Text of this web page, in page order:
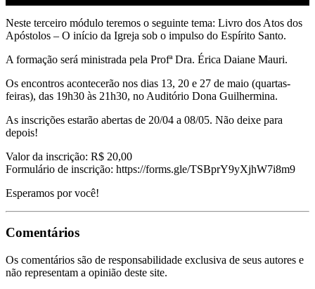
Neste terceiro módulo teremos o seguinte tema: Livro dos Atos dos
Apóstolos – O início da Igreja sob o impulso do Espírito Santo.
A formação será ministrada pela Profª Dra. Érica Daiane Mauri.
Os encontros acontecerão nos dias 13, 20 e 27 de maio (quartas-
feiras), das 19h30 às 21h30, no Auditório Dona Guilhermina.
As inscrições estarão abertas de 20/04 a 08/05. Não deixe para
depois!
Valor da inscrição: R$ 20,00
Formulário de inscrição: https://forms.gle/TSBprY9yXjhW7i8m9
Esperamos por você!
Comentários
Os comentários são de responsabilidade exclusiva de seus autores e
não representam a opinião deste site.